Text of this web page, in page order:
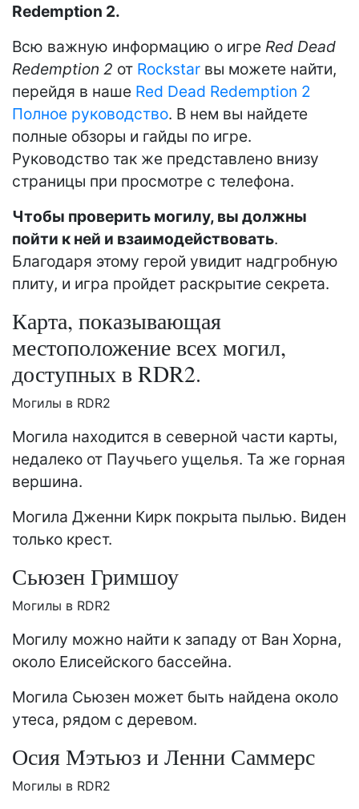
Redemption 2.
Всю важную информацию о игре Red Dead
Redemption 2 от Rockstar вы можете найти,
перейдя в наше Red Dead Redemption 2
Полное руководство. В нем вы найдете
полные обзоры и гайды по игре.
Руководство так же представлено внизу
страницы при просмотре с телефона.
Чтобы проверить могилу, вы должны
пойти к ней и взаимодействовать.
Благодаря этому герой увидит надгробную
плиту, и игра пройдет раскрытие секрета.
Карта, показывающая
местоположение всех могил,
доступных в RDR2.
Могилы в RDR2
Могила находится в северной части карты,
недалеко от Паучьего ущелья. Та же горная
вершина.
Могила Дженни Кирк покрыта пылью. Виден
только крест.
Сьюзен Гримшоу
Могилы в RDR2
Могилу можно найти к западу от Ван Хорна,
около Елисейского бассейна.
Могила Сьюзен может быть найдена около
утеса, рядом с деревом.
Осия Мэтьюз и Ленни Саммерс
Могилы в RDR2